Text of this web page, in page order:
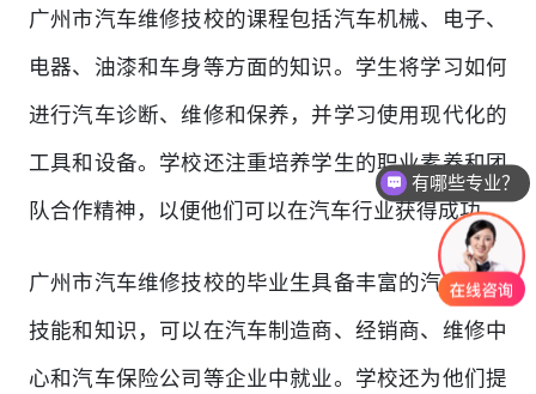
广州市汽车维修技校的课程包括汽车机械、电子、
电器、油漆和车身等方面的知识。学生将学习如何
进行汽车诊断、维修和保养，并学习使用现代化的
工具和设备。学校还注重培养学生的职业素养和团
队合作精神，以便他们可以在汽车行业获得成功。
广州市汽车维修技校的毕业生具备丰富的汽车维修
技能和知识，可以在汽车制造商、经销商、维修中
心和汽车保险公司等企业中就业。学校还为他们提
有哪些专业？
是怎么收费的呢？